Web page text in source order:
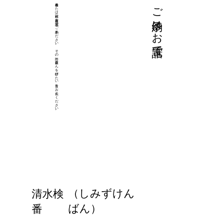
検番または料亭へ直接お電話でご予約ください。その際、芸妓さんを呼びたい旨をお伝えください。 ご予約はお電話で
清水検
番
（しみずけん
ばん）